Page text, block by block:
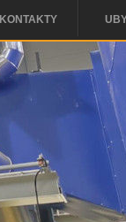
KONTAKTY